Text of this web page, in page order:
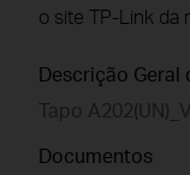
o site TP-Link da
Descrição Geral
Tapo
Documentos